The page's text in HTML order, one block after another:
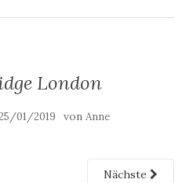
London
01/2019 von Anne
Nächste